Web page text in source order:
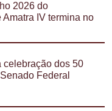
2026 do
IV termina no
celebração dos 50
Federal